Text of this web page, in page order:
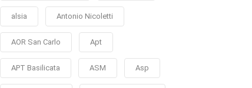
alsia Antonio Nicoletti
AOR San Carlo Apt
APT Basilicata ASM Asp